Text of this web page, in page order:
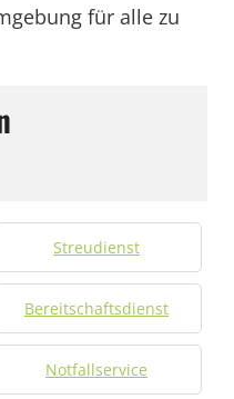
für alle zu
Streudienst
Bereitschaftsdienst
Notfallservice